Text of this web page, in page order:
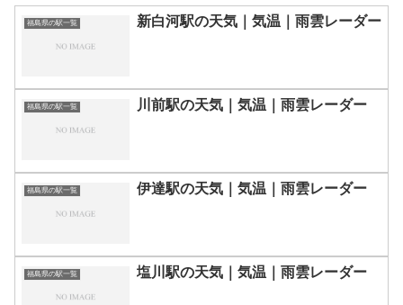
福島県の駅一覧 新白河駅の天気｜気温｜雨雲レーダー
福島県の駅一覧 川前駅の天気｜気温｜雨雲レーダー
福島県の駅一覧 伊達駅の天気｜気温｜雨雲レーダー
福島県の駅一覧 塩川駅の天気｜気温｜雨雲レーダー